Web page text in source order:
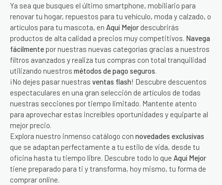
Ya sea que busques el último smartphone, mobiliario para
renovar tu hogar, repuestos para tu vehículo, moda y calzado, o
artículos para tu mascota, en Aquí Mejor descubrirás
productos de alta calidad a precios muy competitivos. Navega
fácilmente por nuestras nuevas categorías gracias a nuestros
filtros avanzados y realiza tus compras con total tranquilidad
utilizando nuestros métodos de pago seguros.
¡No dejes pasar nuestras ventas flash! Descubre descuentos
espectaculares en una gran selección de artículos de todas
nuestras secciones por tiempo limitado. Mantente atento
para aprovechar estas increíbles oportunidades y equiparte al
mejor precio.
Explora nuestro inmenso catálogo con novedades exclusivas
que se adaptan perfectamente a tu estilo de vida, desde tu
oficina hasta tu tiempo libre. Descubre todo lo que Aquí Mejor
tiene preparado para ti y transforma, hoy mismo, tu forma de
comprar online.